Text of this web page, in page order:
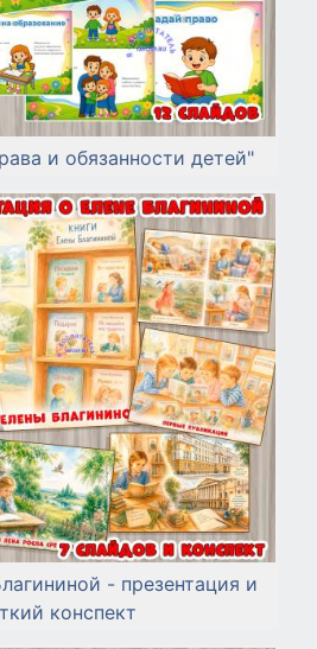
и обязанности детей"
- презентация и
конспект